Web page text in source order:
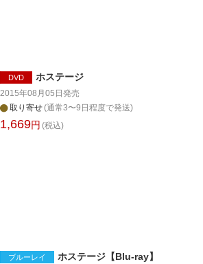
DVD ホステージ
2015年08月05日発売
取り寄せ(通常3〜9日程度で発送)
1,669円 (税込)
ブルーレイ ホステージ【Blu-ray】